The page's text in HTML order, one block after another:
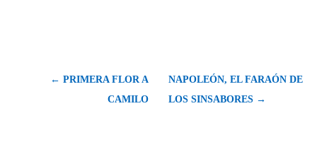
← PRIMERA FLOR A
CAMILO
NAPOLEÓN, EL FARAÓN DE
LOS SINSABORES →